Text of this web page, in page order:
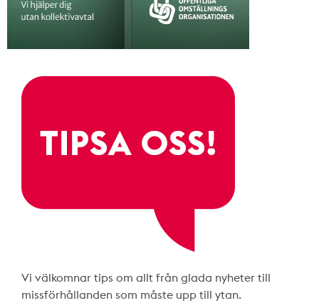
Vi välkomnar tips om allt från glada nyheter till
missförhållanden som måste upp till ytan.